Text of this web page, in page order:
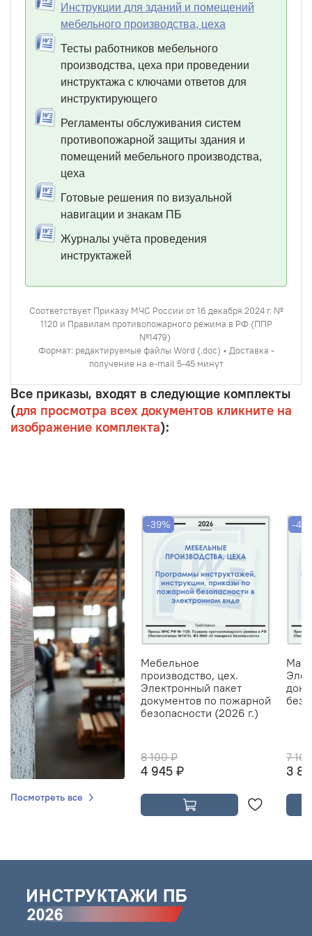
Инструкции для зданий и помещений
мебельного производства, цеха
Тесты работников мебельного
производства, цеха при проведении
инструктажа с ключами ответов для
инструктирующего
Регламенты обслуживания систем
противопожарной защиты здания и
помещений мебельного производства,
цеха
Готовые решения по визуальной
навигации и знакам ПБ
Журналы учёта проведения
инструктажей
Соответствует Приказу МЧС России от 16 декабря 2024 г. №
1120 и Правилам противопожарного режима в РФ (ППР
№1479)
Формат: редактируемые файлы Word (.doc) • Доставка -
получение на e-mail 5-45 минут
Все приказы, входят в следующие комплекты
(для просмотра всех документов кликните на
изображение комплекта):
Посмотреть все
-39%
Мебельное
производство, цех.
Электронный пакет
документов по пожарной
безопасности (2026 г.)
8 100 ₽
4 945 ₽
-
7
3